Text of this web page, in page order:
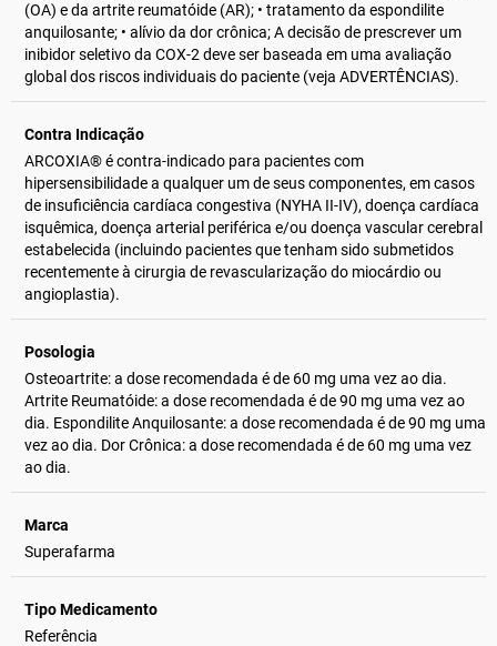
(OA) e da artrite reumatóide (AR); • tratamento da espondilite
anquilosante; • alívio da dor crônica; A decisão de prescrever um
inibidor seletivo da COX-2 deve ser baseada em uma avaliação
global dos riscos individuais do paciente (veja ADVERTÊNCIAS).
Contra Indicação
ARCOXIA® é contra-indicado para pacientes com
hipersensibilidade a qualquer um de seus componentes, em casos
de insuficiência cardíaca congestiva (NYHA II-IV), doença cardíaca
isquêmica, doença arterial periférica e/ou doença vascular cerebral
estabelecida (incluindo pacientes que tenham sido submetidos
recentemente à cirurgia de revascularização do miocárdio ou
angioplastia).
Posologia
Osteoartrite: a dose recomendada é de 60 mg uma vez ao dia.
Artrite Reumatóide: a dose recomendada é de 90 mg uma vez ao
dia. Espondilite Anquilosante: a dose recomendada é de 90 mg uma
vez ao dia. Dor Crônica: a dose recomendada é de 60 mg uma vez
ao dia.
Marca
Superafarma
Tipo Medicamento
Referência